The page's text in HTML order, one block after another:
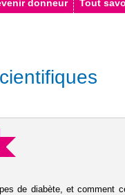
donneur Tout
de diabète, et comment